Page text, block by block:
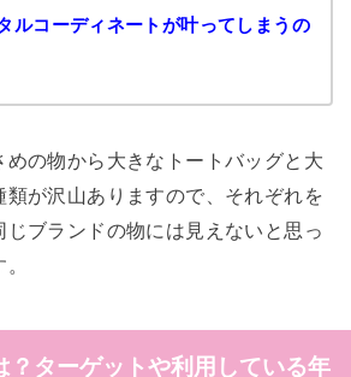
ルコーディネートが叶ってしまうの
の物から大きなトートバッグと大
類が沢山ありますので、それぞれを
じブランドの物には見えないと思っ
ターゲットや利用している年